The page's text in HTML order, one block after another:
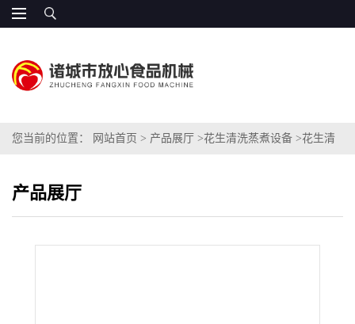
您当前的位置： 网站首页 > 产品展厅 >花生清洗蒸煮设备 >花生清
产品展厅